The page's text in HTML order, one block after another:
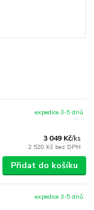
3 049 Kč/ks
2 520 Kč bez DPH
expedice 3-5 dnů
Přidat do košíku
expedice 3-5 dnů